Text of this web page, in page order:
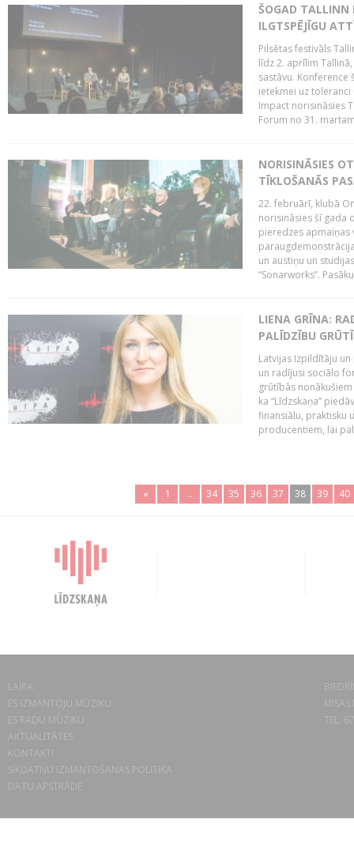
ŠOGAD TALLINN
ILGTSPĒJĪGU
Pilsētas festivāls
līdz 2. aprīlim
sastāvu.
ietekmei uz
Impact norisināsies
Forum no 31.
NORISINĀSIES
TĪKLOŠANĀS
22. februārī, klubā
norisināsies šī gada
pieredzes apmaiņas
un austiņu un
“Sonarworks”.
LIENA GRĪNA:
PALĪDZĪBU
Latvijas Izpildītāju
un radījusi sociālo
grūtībās
ka “Līdzskaņa”
finansiālu, praktisku
producentiem, lai
« 1 .. 34 35 36 37 38 39 40
LAIPA
ES IZMANTOJU MŪZIKU
ES RADU MŪZIKU
AKTUALITĀTES
KONTAKTI
SĪKDATŅU IZMANTOŠANAS POLITIKA
DATU APSTRĀDE
TEL.